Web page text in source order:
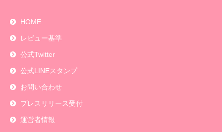
HOME
レビュー基準
公式Twitter
公式LINEスタンプ
お問い合わせ
プレスリリース受付
運営者情報